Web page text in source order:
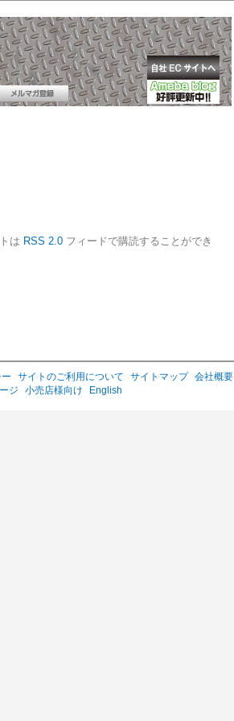
は RSS 2.0 フィードで購読することができ
サイトのご利用について サイトマップ
会社概要
ジ
小売店様向け English